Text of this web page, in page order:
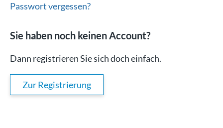
Passwort vergessen?
Sie haben noch keinen Account?
Dann registrieren Sie sich doch einfach.
Zur Registrierung